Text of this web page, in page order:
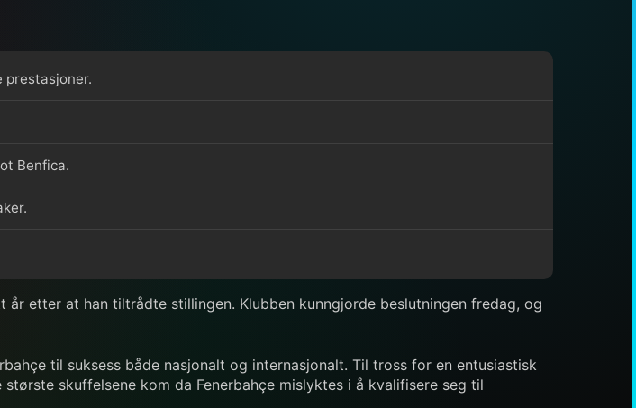
prestasjoner.
Benfica.
etter at han tiltrådte stillingen. Klubben kunngjorde beslutningen fredag, og
til suksess både nasjonalt og internasjonalt. Til tross for en entusiastisk
skuffelsene kom da Fenerbahçe mislyktes i å kvalifisere seg til